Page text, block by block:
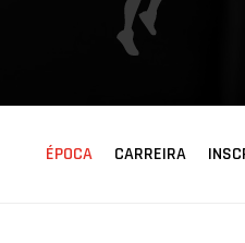
ÉPOCA CARREIRA